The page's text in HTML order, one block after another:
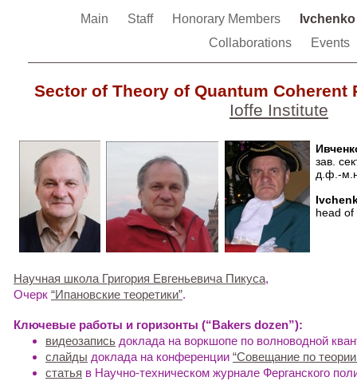
Main Staff Honorary Members
Collaborations
Events
Sector of Theory of Quantum Coherent
Ioffe Institute
зав.
д.ф.-
head
Научная школа Григория Евгеньевича Пикуса,
Очерк “Ипановские теоретики”.
Ключевые работы и горизонты (“Bakers dozen”):
видеозапись доклада на воркшопе по волноводной
cлайды доклада на конференции “Совещание по
cтатья в Научно-техническом журнале Ферганского